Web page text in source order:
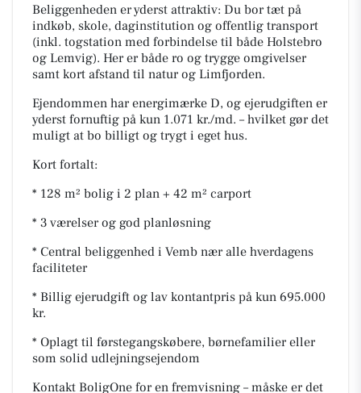
Beliggenheden er yderst attraktiv: Du bor tæt på
indkøb, skole, daginstitution og offentlig transport
(inkl. togstation med forbindelse til både Holstebro
og Lemvig). Her er både ro og trygge omgivelser
samt kort afstand til natur og Limfjorden.
Ejendommen har energimærke D, og ejerudgiften er
yderst fornuftig på kun 1.071 kr./md. – hvilket gør det
muligt at bo billigt og trygt i eget hus.
Kort fortalt:
* 128 m² bolig i 2 plan + 42 m² carport
* 3 værelser og god planløsning
* Central beliggenhed i Vemb nær alle hverdagens
faciliteter
* Billig ejerudgift og lav kontantpris på kun 695.000
kr.
* Oplagt til førstegangskøbere, børnefamilier eller
som solid udlejningsejendom
Kontakt BoligOne for en fremvisning – måske er det